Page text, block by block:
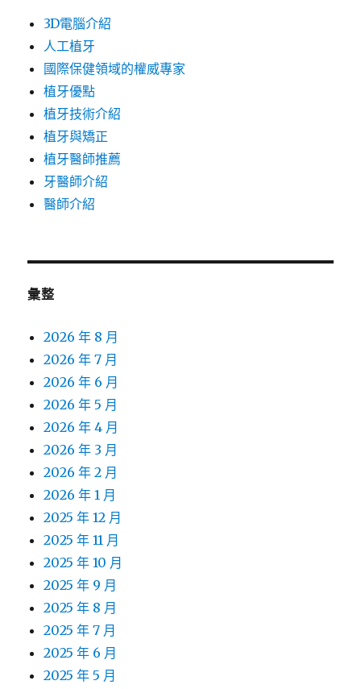
3D電腦介紹
人工植牙
國際保健領域的權威專家
植牙優點
植牙技術介紹
植牙與矯正
植牙醫師推薦
牙醫師介紹
醫師介紹
彙整
2026 年 8 月
2026 年 7 月
2026 年 6 月
2026 年 5 月
2026 年 4 月
2026 年 3 月
2026 年 2 月
2026 年 1 月
2025 年 12 月
2025 年 11 月
2025 年 10 月
2025 年 9 月
2025 年 8 月
2025 年 7 月
2025 年 6 月
2025 年 5 月